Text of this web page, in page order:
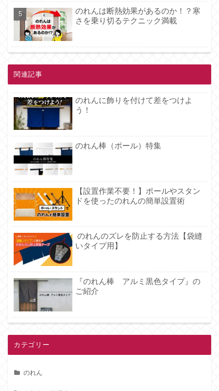
のれんは断熱効果があるのか！？寒
さを乗り切るテクニック満載
関連記事
のれんに飾りを付けて差をつけよ
う！
のれん棒（ポール）特集
【設置作業不要！】ポールやスタン
ドを使ったのれんの簡単設置術
のれんのズレを防止する方法【袋縫
いタイプ用】
『のれん棒 アルミ黒色タイプ』の
ご紹介
カテゴリー
のれん